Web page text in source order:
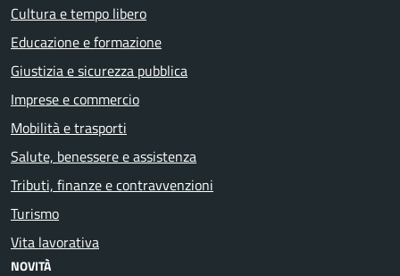
Cultura e tempo libero
Educazione e formazione
Giustizia e sicurezza pubblica
Imprese e commercio
Mobilità e trasporti
Salute, benessere e assistenza
Tributi, finanze e contravvenzioni
Turismo
Vita lavorativa
NOVITÀ